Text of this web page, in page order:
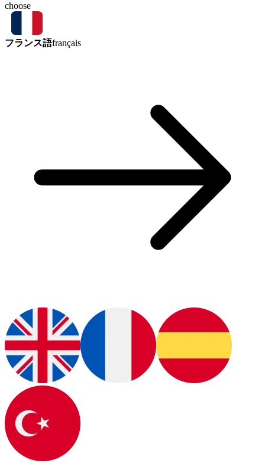
choose
フランス語français